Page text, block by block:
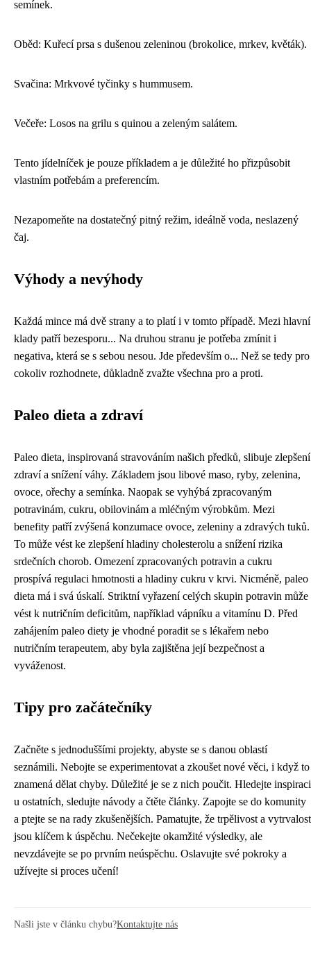
semínek.
Oběd: Kuřecí prsa s dušenou zeleninou (brokolice, mrkev, květák).
Svačina: Mrkvové tyčinky s hummusem.
Večeře: Losos na grilu s quinou a zeleným salátem.
Tento jídelníček je pouze příkladem a je důležité ho přizpůsobit
vlastním potřebám a preferencím.
Nezapomeňte na dostatečný pitný režim, ideálně voda, neslazený
čaj.
Výhody a nevýhody
Každá mince má dvě strany a to platí i v tomto případě. Mezi hlavní
klady patří bezesporu... Na druhou stranu je potřeba zmínit i
negativa, která se s sebou nesou. Jde především o... Než se tedy pro
cokoliv rozhodnete, důkladně zvažte všechna pro a proti.
Paleo dieta a zdraví
Paleo dieta, inspirovaná stravováním našich předků, slibuje zlepšení
zdraví a snížení váhy. Základem jsou libové maso, ryby, zelenina,
ovoce, ořechy a semínka. Naopak se vyhýbá zpracovaným
potravinám, cukru, obilovinám a mléčným výrobkům. Mezi
benefity patří zvýšená konzumace ovoce, zeleniny a zdravých tuků.
To může vést ke zlepšení hladiny cholesterolu a snížení rizika
srdečních chorob. Omezení zpracovaných potravin a cukru
prospívá regulaci hmotnosti a hladiny cukru v krvi. Nicméně, paleo
dieta má i svá úskalí. Striktní vyřazení celých skupin potravin může
vést k nutričním deficitům, například vápníku a vitamínu D. Před
zahájením paleo diety je vhodné poradit se s lékařem nebo
nutričním terapeutem, aby byla zajištěna její bezpečnost a
vyváženost.
Tipy pro začátečníky
Začněte s jednoduššími projekty, abyste se s danou oblastí
seznámili. Nebojte se experimentovat a zkoušet nové věci, i když to
znamená dělat chyby. Důležité je se z nich poučit. Hledejte inspiraci
u ostatních, sledujte návody a čtěte články. Zapojte se do komunity
a ptejte se na rady zkušenějších. Pamatujte, že trpělivost a vytrvalost
jsou klíčem k úspěchu. Nečekejte okamžité výsledky, ale
nevzdávejte se po prvním neúspěchu. Oslavujte své pokroky a
užívejte si proces učení!
Našli jste v článku chybu?Kontaktujte nás